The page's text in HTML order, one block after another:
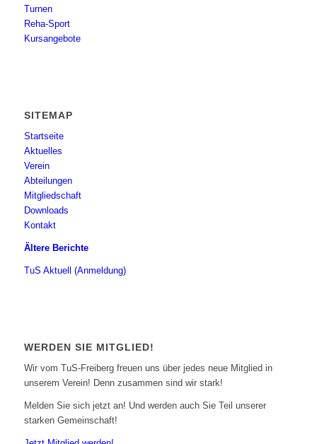
Turnen
Reha-Sport
Kursangebote
SITEMAP
Startseite
Aktuelles
Verein
Abteilungen
Mitgliedschaft
Downloads
Kontakt
Ältere Berichte
TuS Aktuell (Anmeldung)
WERDEN SIE MITGLIED!
Wir vom TuS-Freiberg freuen uns über jedes neue Mitglied in
unserem Verein! Denn zusammen sind wir stark!
Melden Sie sich jetzt an! Und werden auch Sie Teil unserer
starken Gemeinschaft!